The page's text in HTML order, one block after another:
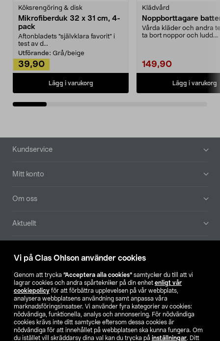
Vi på Clas Ohlson använder cookies
Genom att trycka ”Acceptera alla cookies” samtycker du till att vi
lagrar cookies och andra spårtekniker på din enhet enligt vår
cookiepolicy för att förbättra upplevelsen på vår webbplats,
analysera webbplatsens användning samt anpassa våra
marknadsföringsinsatser. Vi använder fyra kategorier av cookies:
nödvändiga, funktionella, analys och annonsering. För nödvändiga
cookies krävs inte ditt samtycke eftersom dessa cookies är
nödvändiga för att innehållet på webbplatsen ska kunna fungera. Om
du istället vill skräddarsy dina val kan du trycka på inställningar. Ditt
Köksrengöring & disk
Mikrofiberduk 32 x 31 cm, 4-
pack
Aftonbladets "självklara favorit” i
test av d...
Utförande: Grå/beige
39,90
Lägg i varukorg
Klädvård
Noppborttagare
Vårda kläder och andra
ta bort noppor och ludd.
149,90
Lägg i varukorg
Sidfot
Kundservice
Mitt konto
Om oss
Aktuellt
Hitta butik
SE NO FI